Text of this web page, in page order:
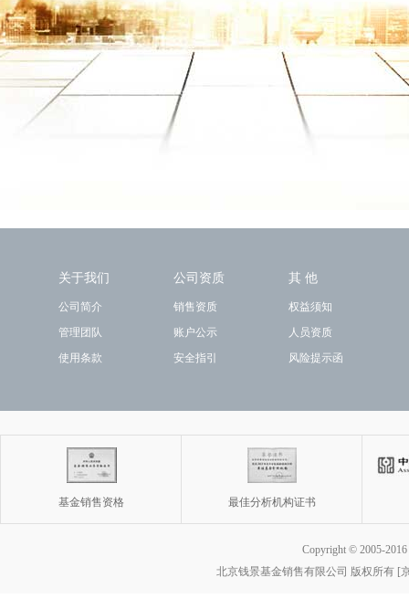
关于我们
公司简介
管理团队
使用条款
公司资质
销售资质
账户公示
安全指引
其 他
权益须知
人员资质
风险提示函
基金销售资格 最佳分析机构证书
Copyright © 2005-
北京钱景基金销售有限公司 版权所有 [